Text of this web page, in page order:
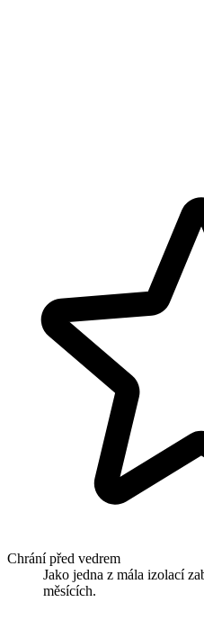
Chrání před vedrem
Jako jedna z mála izolací
měsících.